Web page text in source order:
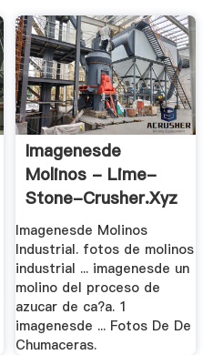
Imagenesde
Molinos - Lime-
Stone-Crusher.xyz
Imagenesde Molinos
Industrial. fotos de molinos
industrial ... imagenesde un
molino del proceso de
azucar de ca?a. 1
imagenesde ... Fotos De De
Chumaceras.